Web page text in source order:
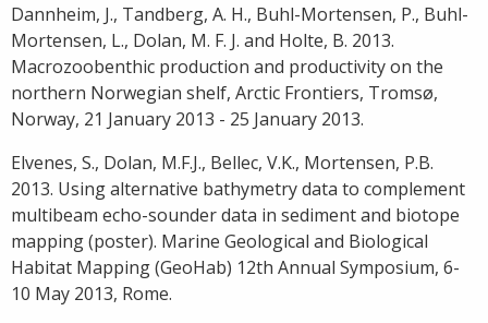
Dannheim, J., Tandberg, A. H., Buhl-Mortensen, P., Buhl-
Mortensen, L., Dolan, M. F. J. and Holte, B. 2013.
Macrozoobenthic production and productivity on the
northern Norwegian shelf, Arctic Frontiers, Tromsø,
Norway, 21 January 2013 - 25 January 2013.
Elvenes, S., Dolan, M.F.J., Bellec, V.K., Mortensen, P.B.
2013. Using alternative bathymetry data to complement
multibeam echo-sounder data in sediment and biotope
mapping (poster). Marine Geological and Biological
Habitat Mapping (GeoHab) 12th Annual Symposium, 6-
10 May 2013, Rome.